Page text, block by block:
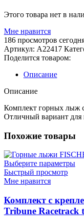
Этого товара нет в
Мне нравится
186 просмотров
Артикул: A22417
Поделится товаром:
Описание
Описание
Комплект горных лыж
Отличный вариант для
Похожие товары
Выберите параметры
Быстрый просмотр
Мне нравится
Комплект с
Tribune Racetrack